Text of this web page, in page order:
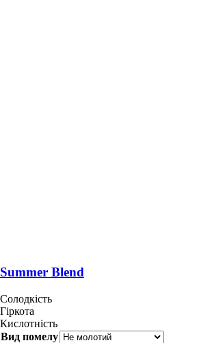
Summer Blend
Солодкість
Гіркота
Кислотність
Вид помелу